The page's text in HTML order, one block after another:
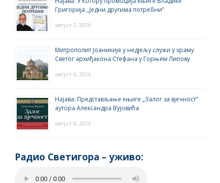
Григорија ,,Једни другима потребни”
август 7, 2026
Митрополит Јоаникије у недјељу служи у храму
Светог архиђакона Стефана у Горњем Липову
август 6, 2026
Најава: Представљање књиге „Залог за вјечност“
аутора Александра Вујовића
август 6, 2026
Радио Светигора – yживо: